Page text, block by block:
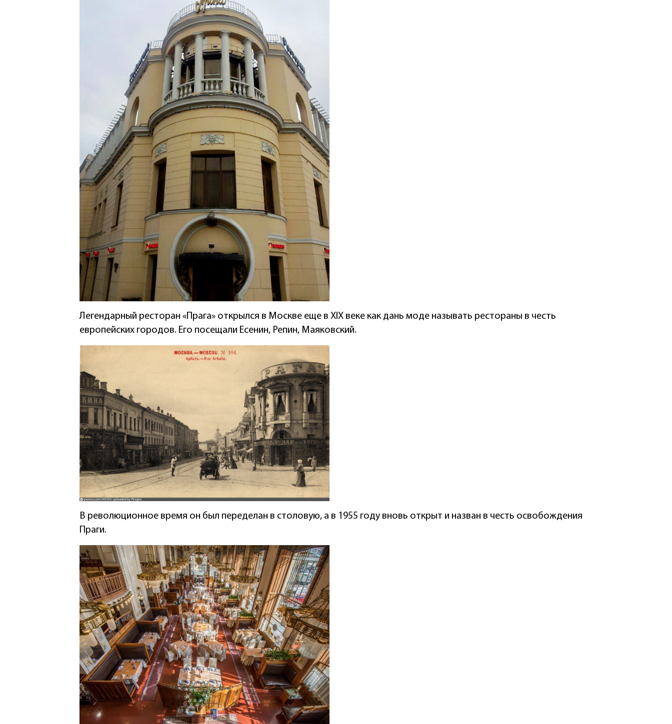
Легендарный ресторан «Прага» открылся в Москве еще в XIX веке как дань моде называть рестораны в честь
европейских городов. Его посещали Есенин, Репин, Маяковский.
В революционное время он был переделан в столовую, а в 1955 году вновь открыт и назван в честь освобождения
Праги.